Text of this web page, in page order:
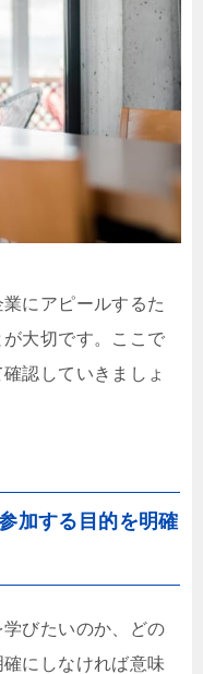
にアピールするた
大切です。ここで
認していきましょ
加する目的を明確
びたいのか、どの
にしなければ意味